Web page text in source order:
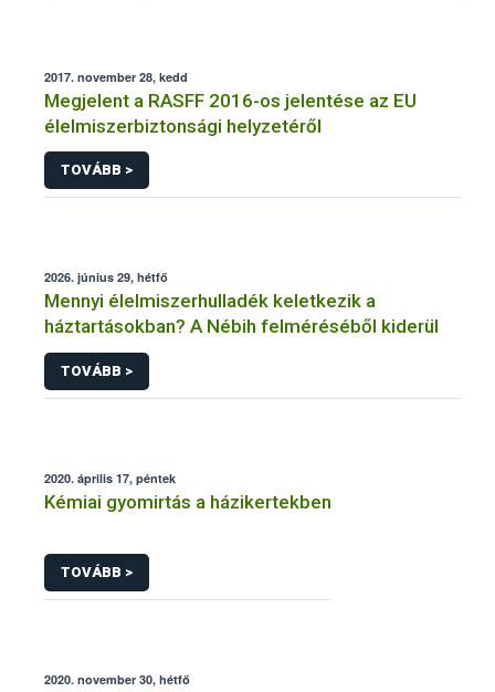
2017. november 28, kedd
Megjelent a RASFF 2016-os jelentése az EU
élelmiszerbiztonsági helyzetéről
TOVÁBB >
2026. június 29, hétfő
Mennyi élelmiszerhulladék keletkezik a
háztartásokban? A Nébih felméréséből kiderül
TOVÁBB >
2020. április 17, péntek
Kémiai gyomirtás a házikertekben
TOVÁBB >
2020. november 30, hétfő